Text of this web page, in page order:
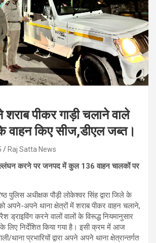
शराब पीकर गाड़ी चलाने वाले
वाहन किए सीज,डीएल जब्त।
Raj Satta News
उल्लंघन करने पर जनपद में कुल 136 वाहन चालकों पर
पुलिस अधीक्षक पौड़ी लोकेश्वर सिंह द्वारा जिले के
अपने-अपने थाना क्षेत्रों में शराब पीकर वाहन चलाने,
ड्राइविंग करने वालों वालों के विरूद्ध नियमानुसार
के लिए निर्देशित किया गया है। इसी क्रम में आज
थाना प्रभारियों द्वारा अपने अपने थाना क्षेत्रान्तर्गत